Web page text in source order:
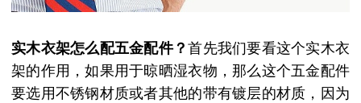
实木衣架怎么配五金配件？首先我们要看这个实木衣
架的作用，如果用于晾晒湿衣物，那么这个五金配件
要选用不锈钢材质或者其他的带有镀层的材质，因为